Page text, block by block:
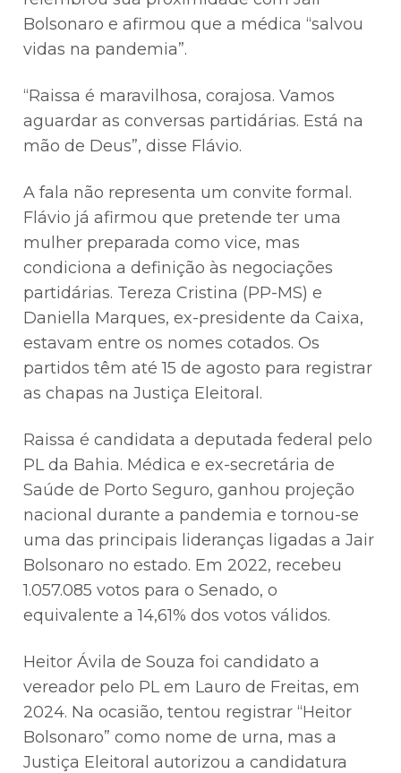
Bolsonaro e afirmou que a médica “salvou
vidas na pandemia”.
“Raissa é maravilhosa, corajosa. Vamos
aguardar as conversas partidárias. Está na
mão de Deus”, disse Flávio.
A fala não representa um convite formal.
Flávio já afirmou que pretende ter uma
mulher preparada como vice, mas
condiciona a definição às negociações
partidárias. Tereza Cristina (PP-MS) e
Daniella Marques, ex-presidente da Caixa,
estavam entre os nomes cotados. Os
partidos têm até 15 de agosto para registrar
as chapas na Justiça Eleitoral.
Raissa é candidata a deputada federal pelo
PL da Bahia. Médica e ex-secretária de
Saúde de Porto Seguro, ganhou projeção
nacional durante a pandemia e tornou-se
uma das principais lideranças ligadas a Jair
Bolsonaro no estado. Em 2022, recebeu
1.057.085 votos para o Senado, o
equivalente a 14,61% dos votos válidos.
Heitor Ávila de Souza foi candidato a
vereador pelo PL em Lauro de Freitas, em
2024. Na ocasião, tentou registrar “Heitor
Bolsonaro” como nome de urna, mas a
Justiça Eleitoral autorizou a candidatura